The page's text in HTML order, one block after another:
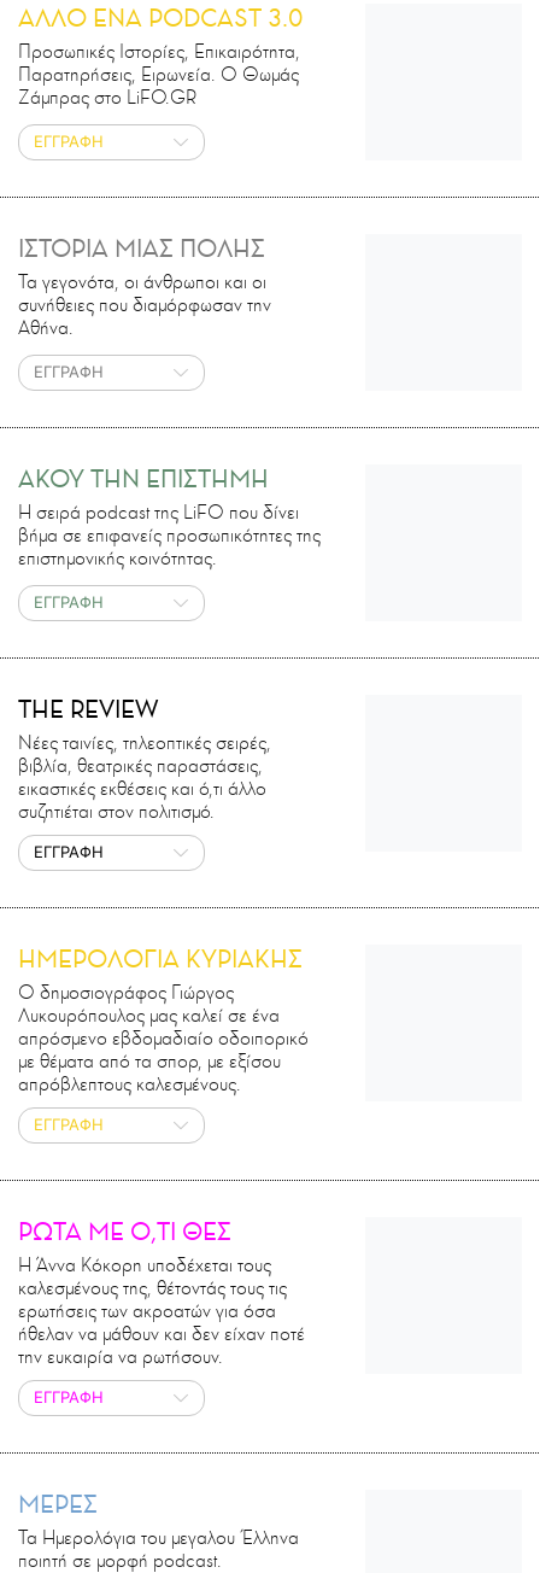
ΑΛΛΟ ΕΝΑ PODCAST 3.0
Προσωπικές Ιστορίες, Επικαιρότητα,
Παρατηρήσεις, Ειρωνεία. Ο Θωμάς
Ζάμπρας στο LiFO.GR
ΕΓΓΡΑΦΗ
ΙΣΤΟΡΙΑ ΜΙΑΣ ΠΟΛΗΣ
Τα γεγονότα, οι άνθρωποι και οι
συνήθειες που διαμόρφωσαν την
Αθήνα.
ΕΓΓΡΑΦΗ
ΑΚΟΥ ΤΗΝ ΕΠΙΣΤΗΜΗ
H σειρά podcast της LiFO που δίνει
βήμα σε επιφανείς προσωπικότητες της
επιστημονικής κοινότητας.
ΕΓΓΡΑΦΗ
THE REVIEW
Νέες ταινίες, τηλεοπτικές σειρές,
βιβλία, θεατρικές παραστάσεις,
εικαστικές εκθέσεις και ό,τι άλλο
συζητιέται στον πολιτισμό.
ΕΓΓΡΑΦΗ
ΗΜΕΡΟΛΟΓΙΑ ΚΥΡΙΑΚΗΣ
Ο δημοσιογράφος Γιώργος
Λυκουρόπουλος μας καλεί σε ένα
απρόσμενο εβδομαδιαίο οδοιπορικό
με θέματα από τα σπορ, με εξίσου
απρόβλεπτους καλεσμένους.
ΕΓΓΡΑΦΗ
ΡΩΤΑ ΜΕ Ο,ΤΙ ΘΕΣ
Η Άννα Κόκορη υποδέχεται τους
καλεσμένους της, θέτοντάς τους τις
ερωτήσεις των ακροατών για όσα
ήθελαν να μάθουν και δεν είχαν ποτέ
την ευκαιρία να ρωτήσουν.
ΕΓΓΡΑΦΗ
ΜΕΡΕΣ
Τα Ημερολόγια του μεγαλου Έλληνα
ποιητή σε μορφή podcast.